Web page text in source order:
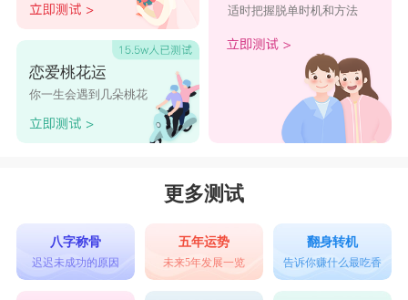
恋爱桃花运
你一生会遇到几朵桃花
适时把握脱单时机和方法
更多测试
八字称骨
迟迟未成功的原因
五年运势
未来5年发展一览
翻身转机
告诉你赚什么最吃香